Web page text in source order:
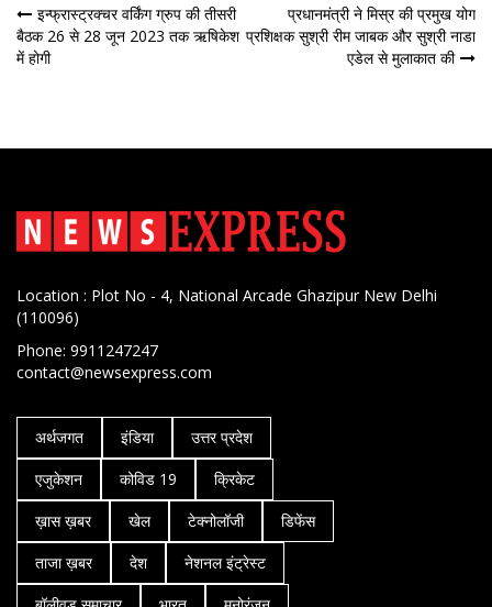
पोस्ट
नेविगेशन
इन्फ्रास्ट्रक्चर वर्किंग ग्रुप की तीसरी
बैठक 26 से 28 जून 2023 तक ऋषिकेश
में होगी
प्रधानमंत्री ने मिस्र की प्रमुख योग
प्रशिक्षक सुश्री रीम जाबक और सुश्री नाडा
एडेल से मुलाकात की
Location : Plot No - 4, National Arcade Ghazipur New Delhi
(110096)
Phone: 9911247247
contact@newsexpress.com
अर्थजगत इंडिया
उत्तर प्रदेश
एजुकेशन
कोविड 19
क्रिकेट
ख़ास ख़बर
खेल टेक्नोलॉजी
डिफेंस
ताजा ख़बर
देश
नेशनल इंट्रेस्ट